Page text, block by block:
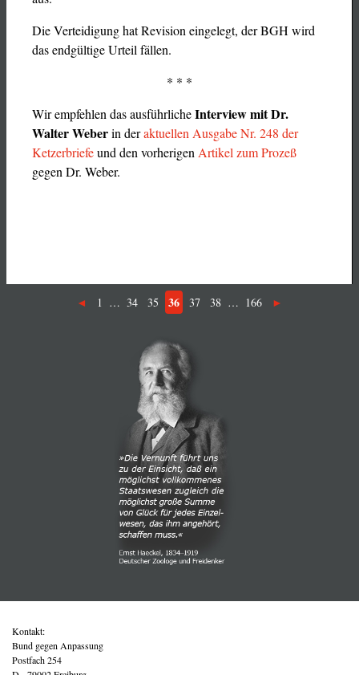
Die Verteidigung hat Revision eingelegt, der BGH wird
das endgültige Urteil fällen.
* * *
Wir empfehlen das ausführlicheInterview mit Dr.
Walter Weberin deraktuellen Ausgabe Nr. 248 der
Ketzerbriefeund den vorherigenArtikel zum Prozeß
gegen Dr. Weber.
1 … 34 35 36 37 38 … 166
Kontakt:
Bund gegen Anpassung
Postfach 254